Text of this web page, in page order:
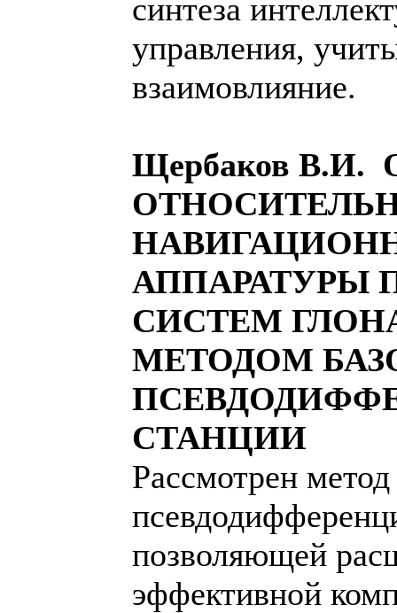
синтеза
управления,
взаимовлияние.
Щербаков
АППАРАТУРЫ
СИСТЕМ
МЕТОДОМ
СТАНЦИИ
Рассмотрен
позволяющей
эффективной